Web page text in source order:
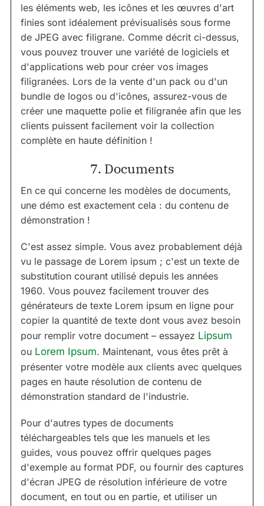
les éléments web, les icônes et les œuvres d'art
finies sont idéalement prévisualisés sous forme
de JPEG avec filigrane. Comme décrit ci-dessus,
vous pouvez trouver une variété de logiciels et
d'applications web pour créer vos images
filigranées. Lors de la vente d'un pack ou d'un
bundle de logos ou d'icônes, assurez-vous de
créer une maquette polie et filigranée afin que les
clients puissent facilement voir la collection
complète en haute définition !
7. Documents
En ce qui concerne les modèles de documents,
une démo est exactement cela : du contenu de
démonstration !
C'est assez simple. Vous avez probablement déjà
vu le passage de Lorem ipsum ; c'est un texte de
substitution courant utilisé depuis les années
1960. Vous pouvez facilement trouver des
générateurs de texte Lorem ipsum en ligne pour
copier la quantité de texte dont vous avez besoin
pour remplir votre document – essayez Lipsum
ou Lorem Ipsum. Maintenant, vous êtes prêt à
présenter votre modèle aux clients avec quelques
pages en haute résolution de contenu de
démonstration standard de l'industrie.
Pour d'autres types de documents
téléchargeables tels que les manuels et les
guides, vous pouvez offrir quelques pages
d'exemple au format PDF, ou fournir des captures
d'écran JPEG de résolution inférieure de votre
document, en tout ou en partie, et utiliser un